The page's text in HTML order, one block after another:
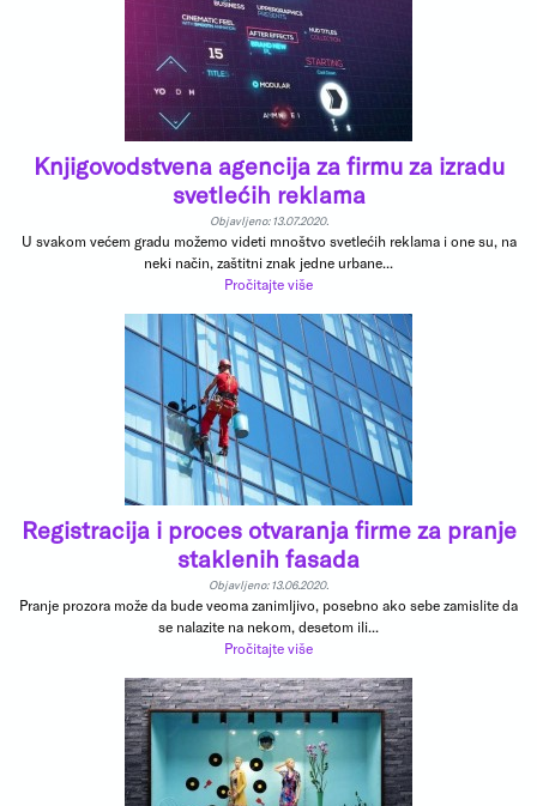
Knjigovodstvena agencija za firmu za izradu
svetlećih reklama
Objavljeno: 13.07.2020.
U svakom većem gradu možemo videti mnoštvo svetlećih reklama i one su, na
neki način, zaštitni znak jedne urbane...
Pročitajte više
Registracija i proces otvaranja firme za pranje
staklenih fasada
Objavljeno: 13.06.2020.
Pranje prozora može da bude veoma zanimljivo, posebno ako sebe zamislite da
se nalazite na nekom, desetom ili...
Pročitajte više